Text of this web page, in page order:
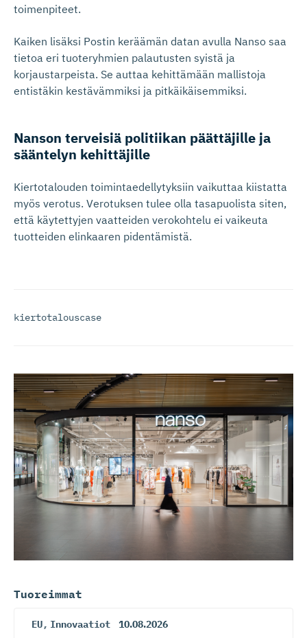
toimenpiteet.
Kaiken lisäksi Postin keräämän datan avulla Nanso saa
tietoa eri tuoteryhmien palautusten syistä ja
korjaustarpeista. Se auttaa kehittämään mallistoja
entistäkin kestävämmiksi ja pitkäikäisemmiksi.
Nanson terveisiä politiikan päättäjille ja
sääntelyn kehittäjille
Kiertotalouden toimintaedellytyksiin vaikuttaa kiistatta
myös verotus. Verotuksen tulee olla tasapuolista siten,
että käytettyjen vaatteiden verokohtelu ei vaikeuta
tuotteiden elinkaaren pidentämistä.
kiertotalouscase
Tuoreimmat
EU, Innovaatiot 10.08.2026